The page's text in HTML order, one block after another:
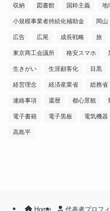
収納 図書館 国粋主義 地
小規模事業者持続化補助金 岡山
広告 広尾 成長戦略 旅
東京商工会議所 格安スマホ
生きがい 生涯顧客化 目黒
経営理念 経済産業省 総務省
連絡事項 還暦 都心景観
電子書籍 電子黒板 電気機器
高島平
Home 代表者プロフ